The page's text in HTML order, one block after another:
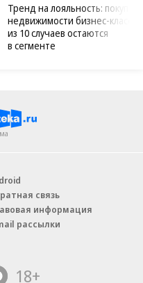
Тренд на лояльность:
недвижимости бизнес-класса
из 10 случаев остаются
в сегменте
связь
информация
рассылки
18+